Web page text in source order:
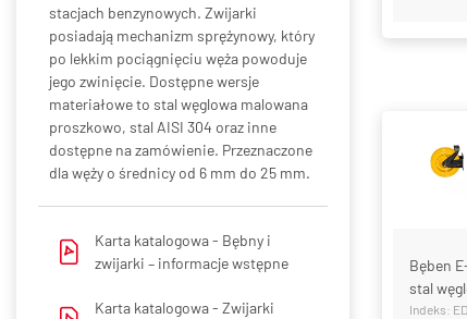
stacjach benzynowych. Zwijarki
posiadają mechanizm sprężynowy, który
po lekkim pociągnięciu węża powoduje
jego zwinięcie. Dostępne wersje
materiałowe to stal węglowa malowana
proszkowo, stal AISI 304 oraz inne
dostępne na zamówienie. Przeznaczone
dla węży o średnicy od 6 mm do 25 mm.
Karta katalogowa - Bębny i
zwijarki – informacje wstępne
Karta katalogowa - Zwijarki
Bęben
stal
Indeks: